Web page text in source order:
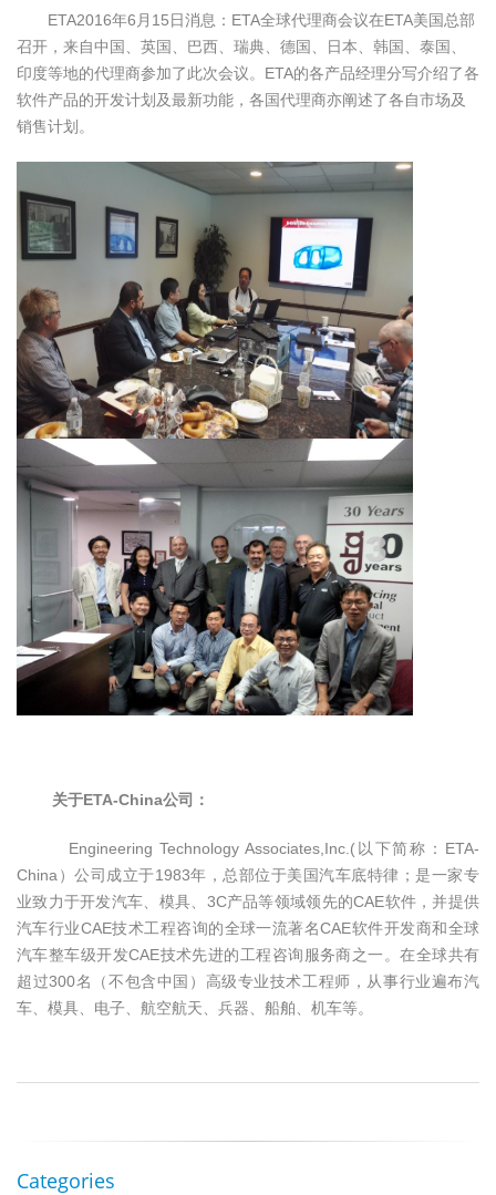
ETA2016年6月15日消息：ETA全球代理商会议在ETA美国总部
召开，来自中国、英国、巴西、瑞典、德国、日本、韩国、泰国、
印度等地的代理商参加了此次会议。ETA的各产品经理分写介绍了各
软件产品的开发计划及最新功能，各国代理商亦阐述了各自市场及
销售计划。
关于ETA-China公司：
Engineering Technology Associates,Inc.(以下简称：ETA-
China）公司成立于1983年，总部位于美国汽车底特律；是一家专
业致力于开发汽车、模具、3C产品等领域领先的CAE软件，并提供
汽车行业CAE技术工程咨询的全球一流著名CAE软件开发商和全球
汽车整车级开发CAE技术先进的工程咨询服务商之一。在全球共有
超过300名（不包含中国）高级专业技术工程师，从事行业遍布汽
车、模具、电子、航空航天、兵器、船舶、机车等。
Categories